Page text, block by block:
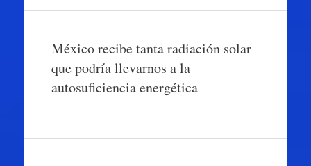
México recibe tanta radiación solar
que podría llevarnos a la
autosuficiencia energética